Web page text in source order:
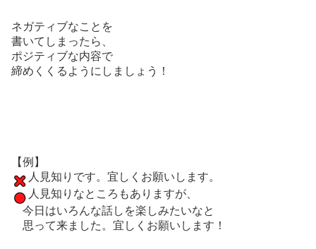
ネガティブなことを
書いてしまったら、
ポジティブな内容で
締めくくるようにしましょう！
【例】
人見知りです。宜しくお願いします。
人見知りなところもありますが、
今日はいろんな話しを楽しみたいなと
思って来ました。宜しくお願いします！